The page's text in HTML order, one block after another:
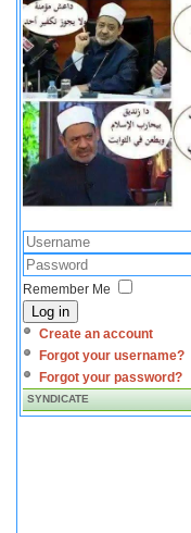
Remember Me
Log in
Create an account
Forgot your username?
Forgot your password?
SYNDICATE